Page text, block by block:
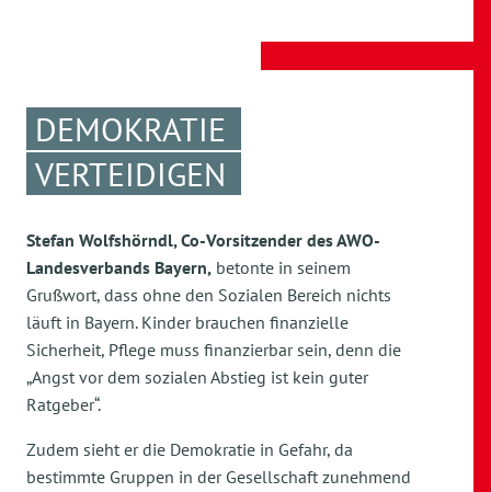
DEMOKRATIE
VERTEIDIGEN
Stefan Wolfshörndl, Co-Vorsitzender des AWO-
Landesverbands Bayern, betonte in seinem
Grußwort, dass ohne den Sozialen Bereich nichts
läuft in Bayern. Kinder brauchen finanzielle
Sicherheit, Pflege muss finanzierbar sein, denn die
„Angst vor dem sozialen Abstieg ist kein guter
Ratgeber“.
Zudem sieht er die Demokratie in Gefahr, da
bestimmte Gruppen in der Gesellschaft zunehmend